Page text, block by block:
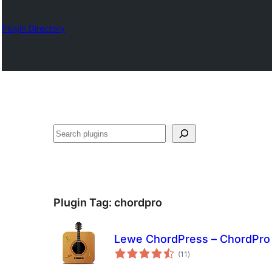
Plugin Directory
ရှာ
Plugin Tag: chordpro
Lewe ChordPress –
(11 total
ratings
)